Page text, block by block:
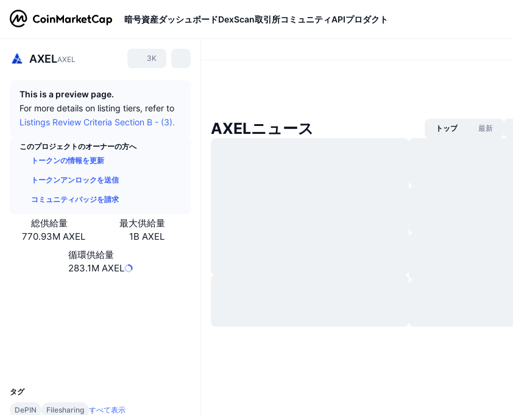
暗号資産ダッシュボードDexScan取引所コミュニティAPIプロダクト
AXELAXEL 3K
This is a preview page.
For more details on listing tiers, refer to
Listings Review Criteria Section B - (3).
このプロジェクトのオーナーの方へ
トークンの情報を更新
トークンアンロックを送信
コミュニティバッジを請求
総供給量
770.93M AXEL
最大供給量
1B AXEL
循環供給量
283.1M AXEL
タグ
DePIN
Filesharing すべて表示
AXELニュース トップ 最新